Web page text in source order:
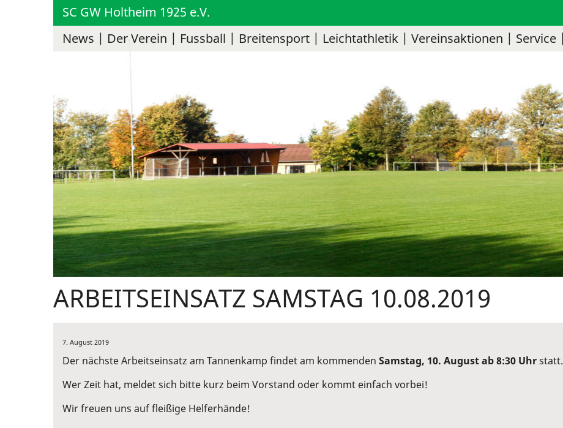
SC GW Holtheim 1925 e.V.
News
Der Verein Fussball Breitensport Leichtathletik Vereinsaktionen Service
ARBEITSEINSATZ SAMSTAG 10.08.2019
7. August 2019
Der nächste Arbeitseinsatz am Tannenkamp findet am kommenden Samstag, 10. August ab 8:30 Uhrstatt.
Wer Zeit hat, meldet sich bitte kurz beim Vorstand oder kommt einfach vorbei!
Wir freuen uns auf fleißige Helferhände!